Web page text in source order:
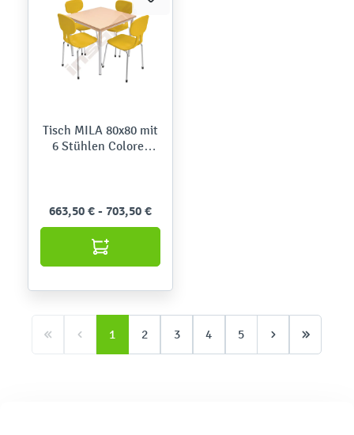
Tisch MILA 80x80 mit
6 Stühlen Colores
663,50 € - 703,50 €
1 2 3 4 5